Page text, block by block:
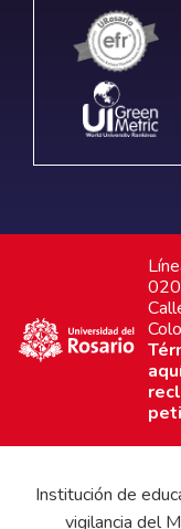
Institución de
vigilancia del